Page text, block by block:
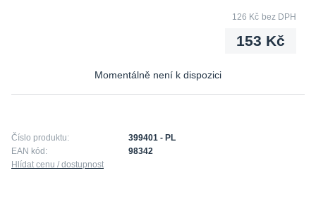
153 Kč
126 Kč bez DPH
Momentálně není k dispozici
Číslo produktu:
399401 - PL
EAN kód:
98342
Hlídat cenu / dostupnost